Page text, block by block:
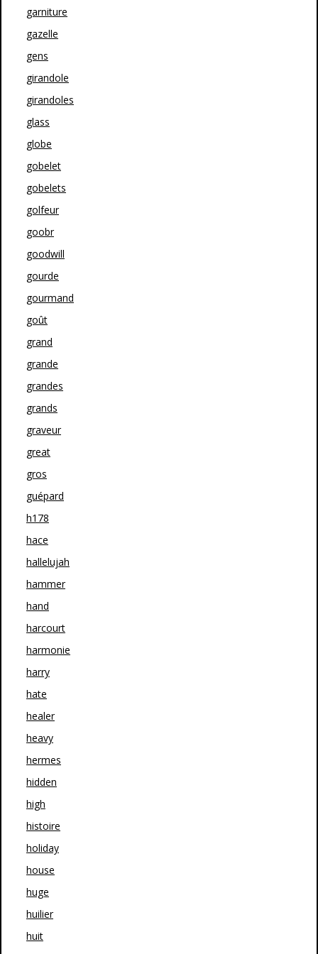
garniture
gazelle
gens
girandole
girandoles
glass
globe
gobelet
gobelets
golfeur
goobr
goodwill
gourde
gourmand
goût
grand
grande
grandes
grands
graveur
great
gros
guépard
h178
hace
hallelujah
hammer
hand
harcourt
harmonie
harry
hate
healer
heavy
hermes
hidden
high
histoire
holiday
house
huge
huilier
huit